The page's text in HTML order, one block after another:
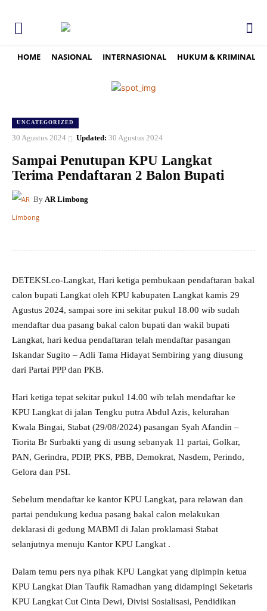
HOME NASIONAL INTERNASIONAL HUKUM & KRIMINAL
UNCATEGORIZED
30 Agustus 2024 Updated: 30 Agustus 2024
Sampai Penutupan KPU Langkat
Terima Pendaftaran 2 Balon Bupati
By AR Limbong
DETEKSI.co-Langkat, Hari ketiga pembukaan pendaftaran bakal
calon bupati Langkat oleh KPU kabupaten Langkat kamis 29
Agustus 2024, sampai sore ini sekitar pukul 18.00 wib sudah
mendaftar dua pasang bakal calon bupati dan wakil bupati
Langkat, hari kedua pendaftaran telah mendaftar pasangan
Iskandar Sugito – Adli Tama Hidayat Sembiring yang diusung
dari Partai PPP dan PKB.
Hari ketiga tepat sekitar pukul 14.00 wib telah mendaftar ke
KPU Langkat di jalan Tengku putra Abdul Azis, kelurahan
Kwala Bingai, Stabat (29/08/2024) pasangan Syah Afandin –
Tiorita Br Surbakti yang di usung sebanyak 11 partai, Golkar,
PAN, Gerindra, PDIP, PKS, PBB, Demokrat, Nasdem, Perindo,
Gelora dan PSI.
Sebelum mendaftar ke kantor KPU Langkat, para relawan dan
partai pendukung kedua pasang bakal calon melakukan
deklarasi di gedung MABMI di Jalan proklamasi Stabat
selanjutnya menuju Kantor KPU Langkat .
Dalam temu pers nya pihak KPU Langkat yang dipimpin ketua
KPU Langkat Dian Taufik Ramadhan yang didampingi Seketaris
KPU Langkat Cut Cinta Dewi, Divisi Sosialisasi, Pendidikan